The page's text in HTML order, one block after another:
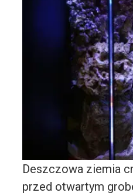
Deszczowa ziemia
przed otwartym